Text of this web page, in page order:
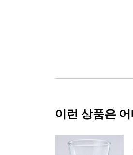
이런 상품은